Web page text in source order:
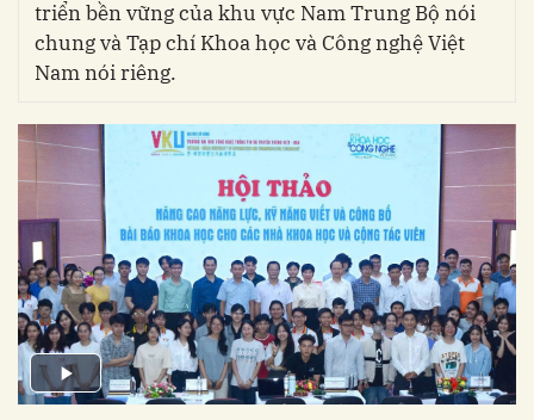
triển bền vững của khu vực Nam Trung Bộ nói
chung và Tạp chí Khoa học và Công nghệ Việt
Nam nói riêng.